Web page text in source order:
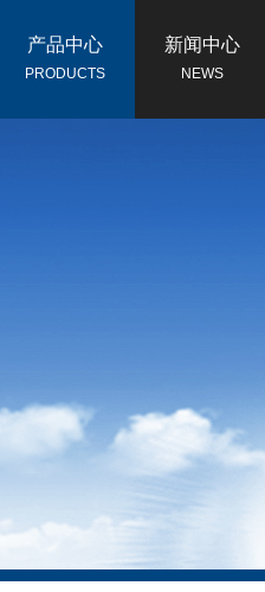
产品中心
PRODUCTS
新闻中心
NEWS